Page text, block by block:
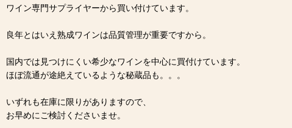
ワイン専門サプライヤーから買い付けています。
良年とはいえ熟成ワインは品質管理が重要ですから。
国内では見つけにくい希少なワインを中心に買付けています。
ほぼ流通が途絶えているような秘蔵品も。。。
いずれも在庫に限りがありますので、
お早めにご検討くださいませ。